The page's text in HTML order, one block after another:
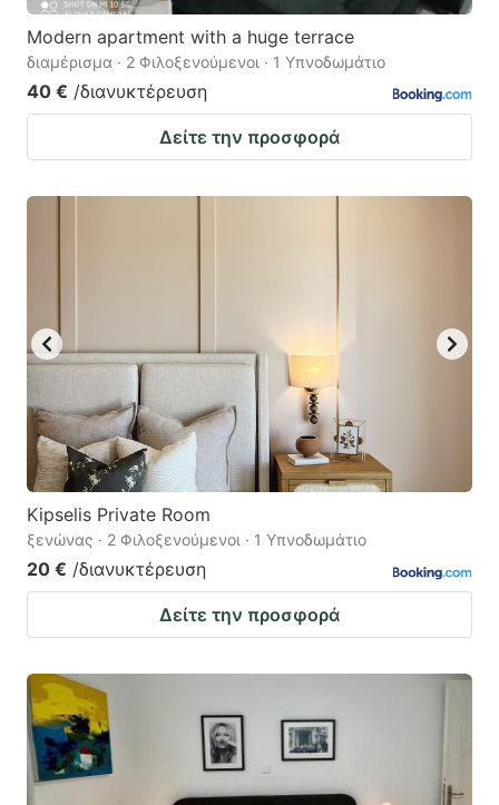
Modern apartment with a huge terrace
διαμέρισμα · 2 Φιλοξενούμενοι · 1 Υπνοδωμάτιο
40 € /διανυκτέρευση
Δείτε την προσφορά
Kipselis Private Room
ξενώνας · 2 Φιλοξενούμενοι · 1 Υπνοδωμάτιο
20 € /διανυκτέρευση
Δείτε την προσφορά